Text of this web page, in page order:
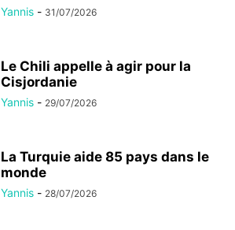
Yannis - 31/07/2026
Le Chili appelle à agir pour la
Cisjordanie
Yannis - 29/07/2026
La Turquie aide 85 pays dans le
monde
Yannis - 28/07/2026